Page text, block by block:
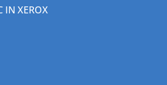
IN XEROX